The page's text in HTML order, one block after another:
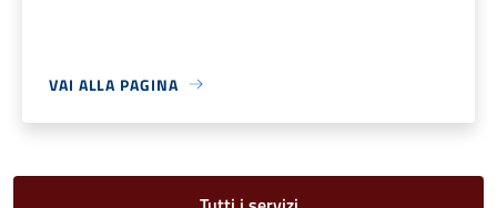
VAI ALLA PAGINA